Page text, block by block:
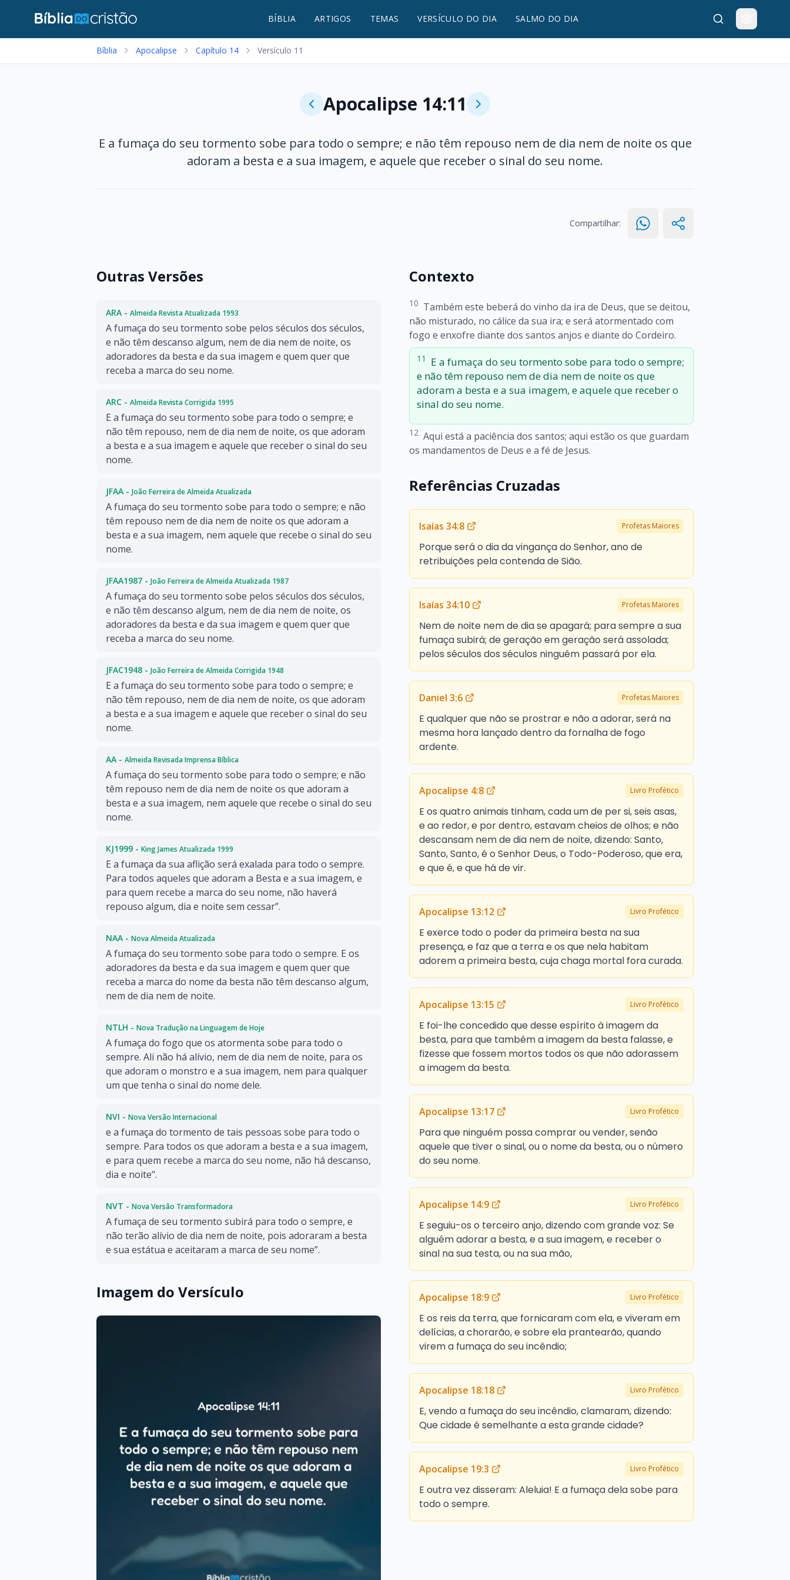
BÍBLIA ARTIGOS TEMAS VERSÍCULO DO DIA SALMO DO DIA
Bíblia Apocalipse Capítulo 14 Versículo 11
Apocalipse 14:11
E a fumaça do seu tormento sobe para todo o sempre; e não têm repouso nem de dia nem de noite os que
adoram a besta e a sua imagem, e aquele que receber o sinal do seu nome.
Compartilhar:
Outras Versões
ARA - Almeida Revista Atualizada 1993
A fumaça do seu tormento sobe pelos séculos dos séculos,
e não têm descanso algum, nem de dia nem de noite, os
adoradores da besta e da sua imagem e quem quer que
receba a marca do seu nome.
ARC - Almeida Revista Corrigida 1995
E a fumaça do seu tormento sobe para todo o sempre; e
não têm repouso, nem de dia nem de noite, os que adoram
a besta e a sua imagem e aquele que receber o sinal do seu
nome.
JFAA - João Ferreira de Almeida Atualizada
A fumaça do seu tormento sobe para todo o sempre; e não
têm repouso nem de dia nem de noite os que adoram a
besta e a sua imagem, nem aquele que recebe o sinal do seu
nome.
JFAA1987 - João Ferreira de Almeida Atualizada 1987
A fumaça do seu tormento sobe pelos séculos dos séculos,
e não têm descanso algum, nem de dia nem de noite, os
adoradores da besta e da sua imagem e quem quer que
receba a marca do seu nome.
JFAC1948 - João Ferreira de Almeida Corrigida 1948
E a fumaça do seu tormento sobe para todo o sempre; e
não têm repouso, nem de dia nem de noite, os que adoram
a besta e a sua imagem e aquele que receber o sinal do seu
nome.
AA - Almeida Revisada Imprensa Bíblica
A fumaça do seu tormento sobe para todo o sempre; e não
têm repouso nem de dia nem de noite os que adoram a
besta e a sua imagem, nem aquele que recebe o sinal do seu
nome.
KJ1999 - King James Atualizada 1999
E a fumaça da sua aflição será exalada para todo o sempre.
Para todos aqueles que adoram a Besta e a sua imagem, e
para quem recebe a marca do seu nome, não haverá
repouso algum, dia e noite sem cessar”.
NAA - Nova Almeida Atualizada
A fumaça do seu tormento sobe para todo o sempre. E os
adoradores da besta e da sua imagem e quem quer que
receba a marca do nome da besta não têm descanso algum,
nem de dia nem de noite.
NTLH - Nova Tradução na Linguagem de Hoje
A fumaça do fogo que os atormenta sobe para todo o
sempre. Ali não há alívio, nem de dia nem de noite, para os
que adoram o monstro e a sua imagem, nem para qualquer
um que tenha o sinal do nome dele.
NVI - Nova Versão Internacional
e a fumaça do tormento de tais pessoas sobe para todo o
sempre. Para todos os que adoram a besta e a sua imagem,
e para quem recebe a marca do seu nome, não há descanso,
dia e noite".
NVT - Nova Versão Transformadora
A fumaça de seu tormento subirá para todo o sempre, e
não terão alívio de dia nem de noite, pois adoraram a besta
e sua estátua e aceitaram a marca de seu nome”.
Imagem do Versículo
Contexto
10 Também este beberá do vinho da ira de Deus, que se deitou,
não misturado, no cálice da sua ira; e será atormentado com
fogo e enxofre diante dos santos anjos e diante do Cordeiro.
11
E a fumaça do seu tormento sobe para todo o sempre;
e não têm repouso nem de dia nem de noite os que
adoram a besta e a sua imagem, e aquele que receber o
sinal do seu nome.
12 Aqui está a paciência dos santos; aqui estão os que guardam
os mandamentos de Deus e a fé de Jesus.
Referências Cruzadas
Isaías 34:8 Profetas Maiores
Porque será o dia da vingança do Senhor, ano de
retribuições pela contenda de Sião.
Isaías 34:10 Profetas Maiores
Nem de noite nem de dia se apagará; para sempre a sua
fumaça subirá; de geração em geração será assolada;
pelos séculos dos séculos ninguém passará por ela.
Daniel 3:6 Profetas Maiores
E qualquer que não se prostrar e não a adorar, será na
mesma hora lançado dentro da fornalha de fogo
ardente.
Apocalipse 4:8 Livro Profético
E os quatro animais tinham, cada um de per si, seis asas,
e ao redor, e por dentro, estavam cheios de olhos; e não
descansam nem de dia nem de noite, dizendo: Santo,
Santo, Santo, é o Senhor Deus, o Todo-Poderoso, que era,
e que é, e que há de vir.
Apocalipse 13:12 Livro Profético
E exerce todo o poder da primeira besta na sua
presença, e faz que a terra e os que nela habitam
adorem a primeira besta, cuja chaga mortal fora curada.
Apocalipse 13:15 Livro Profético
E foi-lhe concedido que desse espírito à imagem da
besta, para que também a imagem da besta falasse, e
fizesse que fossem mortos todos os que não adorassem
a imagem da besta.
Apocalipse 13:17 Livro Profético
Para que ninguém possa comprar ou vender, senão
aquele que tiver o sinal, ou o nome da besta, ou o número
do seu nome.
Apocalipse 14:9 Livro Profético
E seguiu-os o terceiro anjo, dizendo com grande voz: Se
alguém adorar a besta, e a sua imagem, e receber o
sinal na sua testa, ou na sua mão,
Apocalipse 18:9 Livro Profético
E os reis da terra, que fornicaram com ela, e viveram em
delícias, a chorarão, e sobre ela prantearão, quando
virem a fumaça do seu incêndio;
Apocalipse 18:18 Livro Profético
E, vendo a fumaça do seu incêndio, clamaram, dizendo:
Que cidade é semelhante a esta grande cidade?
Apocalipse 19:3 Livro Profético
E outra vez disseram: Aleluia! E a fumaça dela sobe para
todo o sempre.